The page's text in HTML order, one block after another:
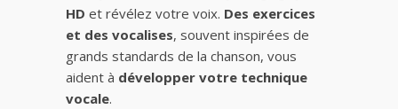
HD et révélez votre voix. Des exercices
et des vocalises, souvent inspirées de
grands standards de la chanson, vous
aident à développer votre technique
vocale.